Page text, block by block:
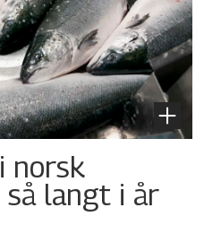
norsk
langt i år